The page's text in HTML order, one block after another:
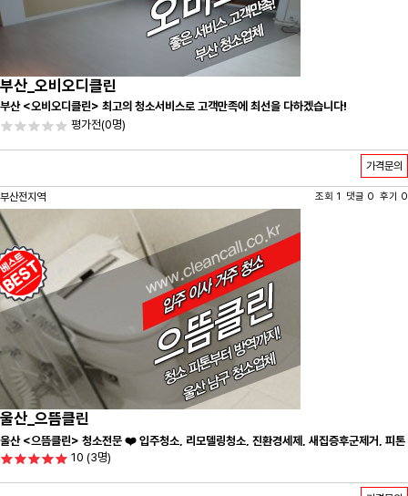
부산_오비오디클린
부산 <오비오디클린> 최고의 청소서비스로 고객만족에 최선을 다하겠습니다!
평가전(0명)
가격문의
부산전지역 조회 1 댓글 0 후기 0
울산_으뜸클린
울산 <으뜸클린> 청소전문 ❤️ 입주청소, 리모델링청소, 진환경세제, 새집증후군제거, 피톤
치드시공 전문 청소 업체 ❤️
10 (3명)